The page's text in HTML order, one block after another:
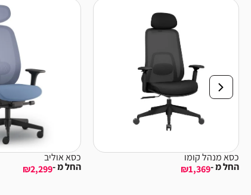
כסא מנהל קומו
החל מ - ₪1,369
כסא אוליב
החל מ - ₪2,299